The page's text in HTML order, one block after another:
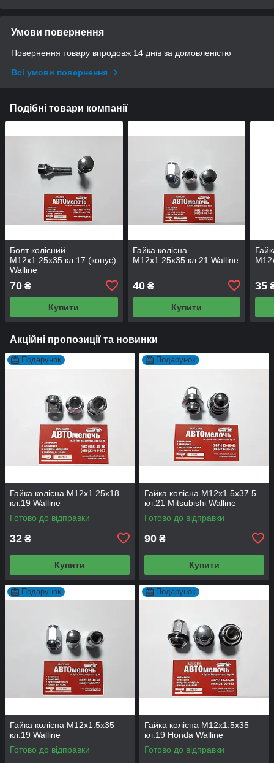
Умови повернення
Повернення товару впродовж 14 днів за домовленістю
Всі умови повернення
Подібні товари компанії
Болт колісний
М12х1.25х35 кл.17 (конус)
Walline
70 ₴
Купити
Гайка колісна
М12х1.25х35 кл.21 Walline
40₴
Купити
35
Акційні пропозиції та новинки
Подарунок
Гайка колісна М12х1.25х18
кл.19 Walline
Готово до відправки
32 ₴
Купити
Подарунок
Гайка колісна М12х1.5х37.5
кл.21 Mitsubishi Walline
Готово до відправки
90 ₴
Купити
Подарунок
Гайка колісна М12х1.5х35
кл.19 Walline
Готово до відправки
Подарунок
Гайка колісна М12х1.5х35
кл.19 Honda Walline
Готово до відправки